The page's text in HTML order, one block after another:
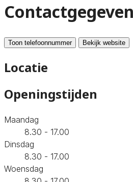
Toon telefoonnummer Bekijk website
Locatie
Openingstijden
Maandag
8.30 - 17.00
Dinsdag
8.30 - 17.00
Woensdag